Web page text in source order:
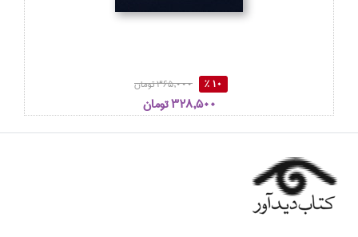
10 % 365,000 تومان
328,500 تومان